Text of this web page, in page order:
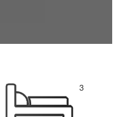
3